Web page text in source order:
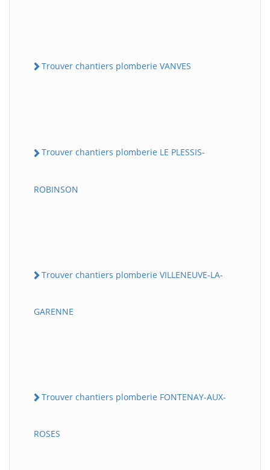
Trouver chantiers plomberie VANVES
Trouver chantiers plomberie LE PLESSIS-
ROBINSON
Trouver chantiers plomberie VILLENEUVE-LA-
GARENNE
Trouver chantiers plomberie FONTENAY-AUX-
ROSES